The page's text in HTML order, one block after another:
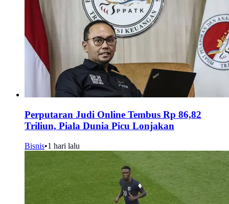
Perputaran Judi Online Tembus Rp 86,82
Triliun, Piala Dunia Picu Lonjakan
Bisnis•1 hari lalu